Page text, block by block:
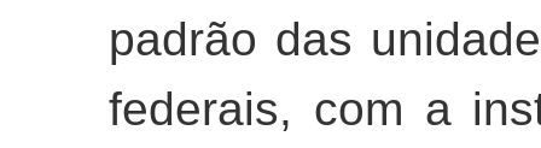
padrão das
federais, com a